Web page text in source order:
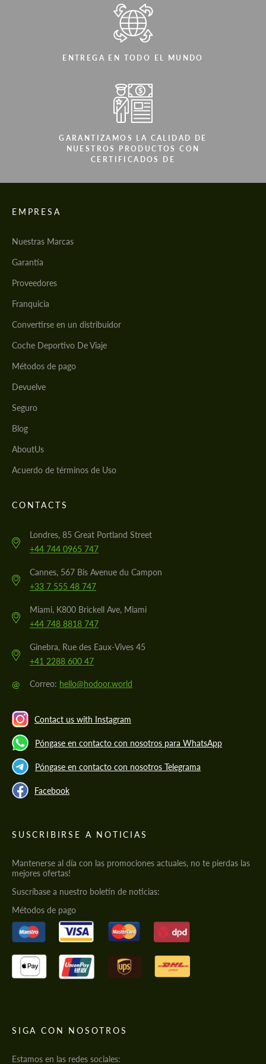
ENTREGA EN TODO EL MUNDO
GARANTIZAMOS LA CALIDAD DE
NUESTROS PRODUCTOS CON
CERTIFICADOS DE
EMPRESA
Nuestras Marcas
Garantía
Proveedores
Franquicia
Convertirse en un distribuidor
Coche Deportivo De Viaje
Métodos de pago
Devuelve
Seguro
Blog
AboutUs
Acuerdo de términos de Uso
CONTACTS
Londres, 85 Great Portland Street
+44 744 0965 747
Cannes, 567 Bis Avenue du Campon
+33 7 555 48 747
Miami, K800 Brickell Ave, Miami
+44 748 8818 747
Ginebra, Rue des Eaux-Vives 45
+41 2288 600 47
@ Correo: hello@hodoor.world
Contact us with Instagram
Póngase en contacto con nosotros para WhatsApp
Póngase en contacto con nosotros Telegrama
Facebook
SUSCRIBIRSE A NOTICIAS
Mantenerse al día con las promociones actuales, no te pierdas las
mejores ofertas!
Suscríbase a nuestro boletín de noticias:
Métodos de pago
SIGA CON NOSOTROS
Estamos en las redes sociales: